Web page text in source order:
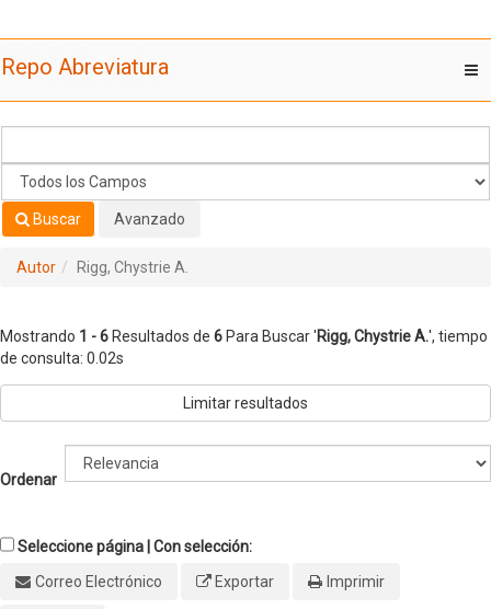
Repo Abreviatura
Buscar Avanzado
Autor Rigg, Chystrie A.
Mostrando 1 - 6 Resultados de 6 Para Buscar 'Rigg, Chystrie A.', tiempo
de consulta: 0.02s
Limitar resultados
Ordenar
Seleccione página | Con selección:
Correo Electrónico
Exportar Imprimir